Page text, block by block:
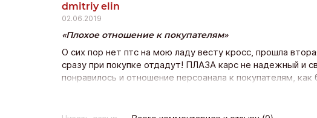
dmitriy elin
02.06.2019
Плохое отношение к покупателям
О сих пор нет птс на мою ладу весту кросс, прошла
сразу при покупке отдадут! ПЛАЗА карс не надежный и
понравилось и отношение персоанала к покупателям,